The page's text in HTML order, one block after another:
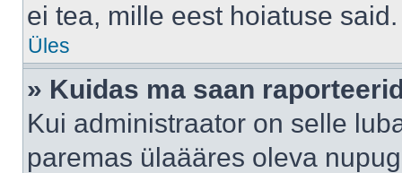
ei tea, mille eest hoiatuse said.
Üles
» Kuidas ma saan
Kui administraator on selle
paremas ülaääres oleva